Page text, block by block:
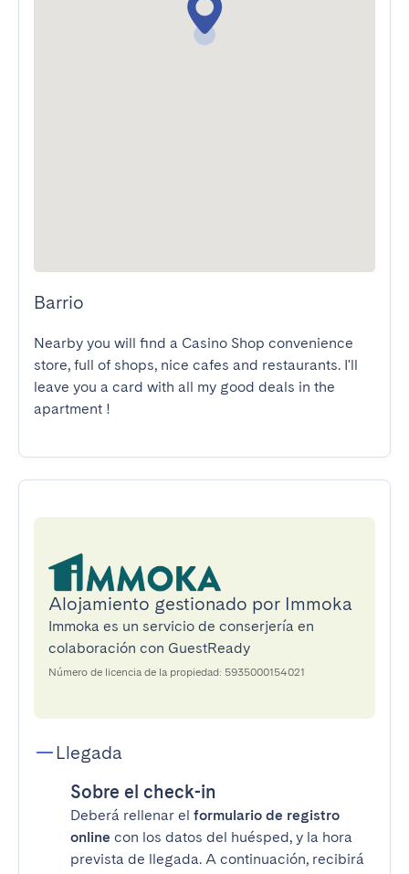
Barrio
Nearby you will find a Casino Shop convenience
store, full of shops, nice cafes and restaurants. I'll
leave you a card with all my good deals in the
apartment !
Alojamiento gestionado por Immoka
Immoka es un servicio de conserjería en
colaboración con GuestReady
Número de licencia de la propiedad: 5935000154021
Llegada
Sobre el check-in
Deberá rellenar el formulario de registro
online con los datos del huésped, y la hora
prevista de llegada. A continuación, recibirá